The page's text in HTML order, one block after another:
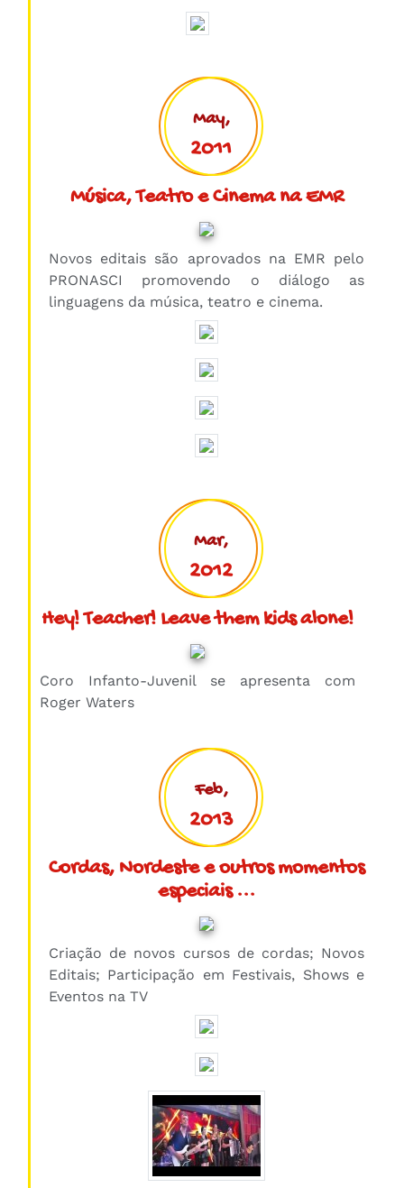
May,
2011
Música, Teatro e Cinema na EMR
Novos editais são aprovados na EMR pelo
PRONASCI promovendo o diálogo as
linguagens da música, teatro e cinema.
Mar,
2012
Hey! Teacher! Leave them kids alone!
Coro Infanto-Juvenil se apresenta com
Roger Waters
Feb,
2013
Cordas, Nordeste e outros momentos
especiais ...
Criação de novos cursos de cordas; Novos
Editais; Participação em Festivais, Shows e
Eventos na TV